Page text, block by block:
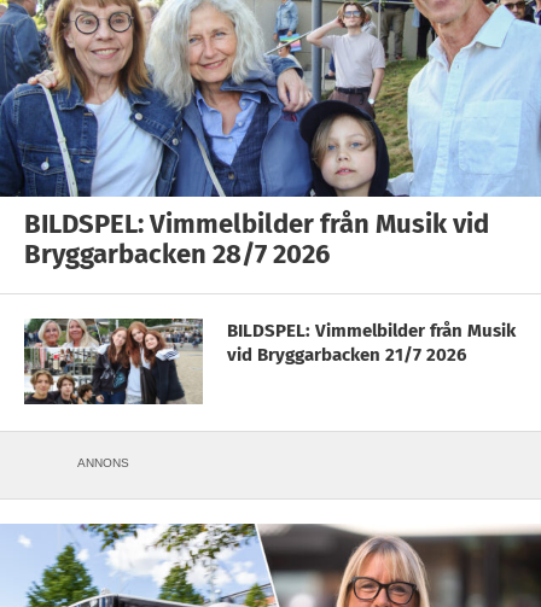
BILDSPEL: Vimmelbilder från Musik vid
Bryggarbacken 28/7 2026
BILDSPEL: Vimmelbilder från Musik
vid Bryggarbacken 21/7 2026
ANNONS